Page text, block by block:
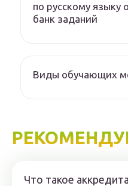
по русскому
банк заданий
Виды обучающих
Что такое